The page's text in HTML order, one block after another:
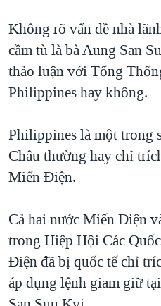
VĂN HOÁ
THỂ THAO
GIÁO DỤC
GROUND ZERO – XƯA VÀ
CHI PHÍ CHIẾN TRANH
CÁC GIÁ TRỊ CỘNG HÒA Ở
TRỊNH VĨNH BÌNH VS.
NGƯ DÂN VIỆT VÀ LÀN
QUAN HỆ VIỆT MỸ
Ngôn ngữ khác
Không rõ vấn đề nhà
cầm tù là bà Aung San
thảo luận với Tổng
Philippines hay không.
Philippines là một trong
Châu thường hay chỉ
Miến Điện.
Cả hai nước Miến Điện
trong Hiệp Hội Các
Điện đã bị quốc tế chỉ
áp dụng lệnh giam giữ